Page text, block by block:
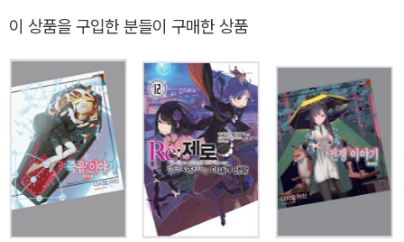
가며《인간 시리즈》,《이야기 시리즈》등을 내놓는 등 상당히 넓은 작
품 폭을 보여 주고 있다. 쉬지 않고 달리는 작가의 멈출 줄 모르는 집
필의욕 등, 앞으로의 전개가 더욱 기대되는 니시오 이신은 명실공히
제로시대를 대표하는 작가이다.
이 상품을 구입한 분들이 구매한 상품